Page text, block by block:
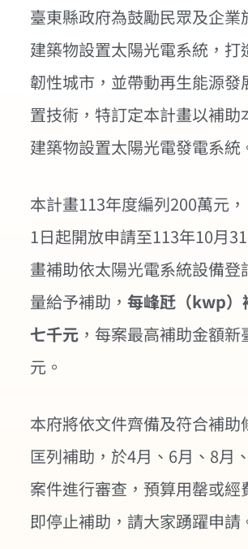
臺東縣政府為鼓勵民眾及企業
建築物設置太陽光電系統，打
韌性城市，並帶動再生能源發
置技術，特訂定本計畫以補助
建築物設置太陽光電發電系統
本計畫113年度編列200萬元
1日起開放申請至113年10月
畫補助依太陽光電系統設備登
量給予補助， 每峰瓩（kwp）
七千元，每案最高補助金額新
元。
本府將依文件齊備及符合補助
匡列補助，於4月、6月、8月
案件進行審查，預算用罄或經
即停止補助，請大家踴躍申請